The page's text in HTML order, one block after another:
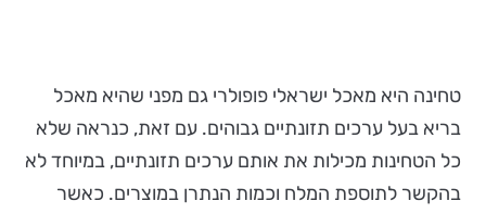
טחינה היא מאכל ישראלי פופולרי גם מפני שהיא מאכל
בריא בעל ערכים תזונתיים גבוהים. עם זאת, כנראה שלא
כל הטחינות מכילות את אותם ערכים תזונתיים, במיוחד לא
בהקשר לתוספת המלח וכמות הנתרן במוצרים. כאשר